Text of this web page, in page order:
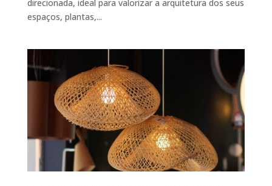
direcionada, ideal para valorizar a arquitetura dos seus
espaços, plantas,...